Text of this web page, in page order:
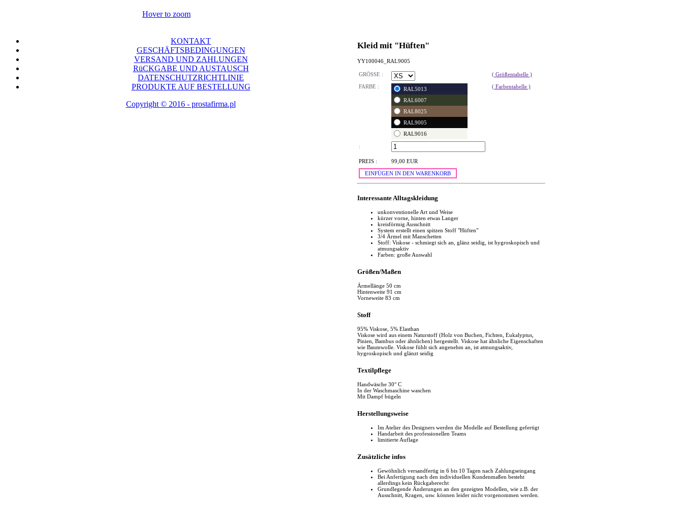
Hover to zoom
Kleid mit "Hüften"
YY100046_RAL9005
GRÖSSE :
( Größentabelle )
FARBE :
RAL5013
RAL6007
RAL8025
RAL9005
RAL9016
( Farbentabelle )
:
PREIS :
99,00 EUR
EINFÜGEN IN DEN WARENKORB
Interessante Alltagskleidung
unkonventionelle Art und Weise
kürzer vorne, hinten etwas Langer
kreisförmig Ausschnitt
System erstellt einen spitzen Stoff "Hüften"
3/4 Ärmel mit Manschetten
Stoff: Viskose - schmiegt sich an, glänz seidig, ist hygroskopisch und
atmungsaktiv
Farben: große Auswahl
Größen/Maßen
Ärmellänge 50 cm
Hintenweite 91 cm
Vorneweite 83 cm
Stoff
95% Viskose, 5% Elasthan
Viskose wird aus einem Naturstoff (Holz von Buchen, Fichten, Eukalyptus,
Pinien, Bambus oder ähnlichen) hergestellt. Viskose hat ähnliche Eigenschaften
wie Baumwolle. Viskose fühlt sich angenehm an, ist atmungsaktiv,
hygroskopisch und glänzt seidig
Textilpflege
Handwäsche 30° C
In der Waschmaschine waschen
Mit Dampf bügeln
Herstellungsweise
Im Atelier des Designers werden die Modelle auf Bestellung gefertigt
Handarbeit des professionellen Teams
limitierte Auflage
Zusätzliche infos
Gewöhnlich versandfertig in 6 bis 10 Tagen nach Zahlungseingang
Bei Anfertigung nach den individuellen Kundenmaßen besteht
allerdings kein Rückgaberecht
Grundlegende Änderungen an den gezeigten Modellen, wie z.B. der
Ausschnitt, Kragen, usw. können leider nicht vorgenommen werden.
KONTAKT
GESCHÄFTSBEDINGUNGEN
VERSAND UND ZAHLUNGEN
RüCKGABE UND AUSTAUSCH
DATENSCHUTZRICHTLINIE
PRODUKTE AUF BESTELLUNG
Copyright © 2016 - prostafirma.pl